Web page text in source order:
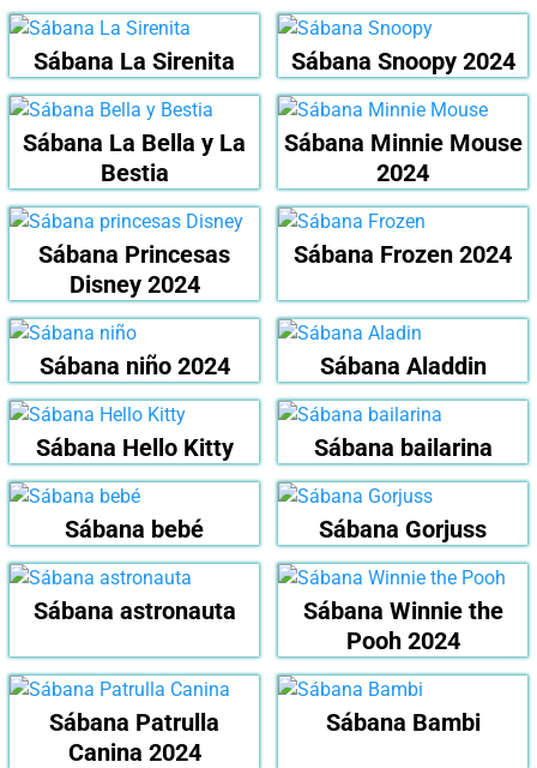
Sábana La Sirenita Sábana Snoopy 2024
Sábana La Bella y La
Bestia
Sábana Minnie Mouse
2024
Sábana Princesas
Disney 2024
Sábana Frozen 2024
Sábana niño 2024 Sábana Aladdin
Sábana Hello Kitty Sábana bailarina
Sábana bebé Sábana Gorjuss
Sábana astronauta
Sábana Winnie the
Pooh 2024
Sábana Patrulla
Canina 2024
Sábana Bambi